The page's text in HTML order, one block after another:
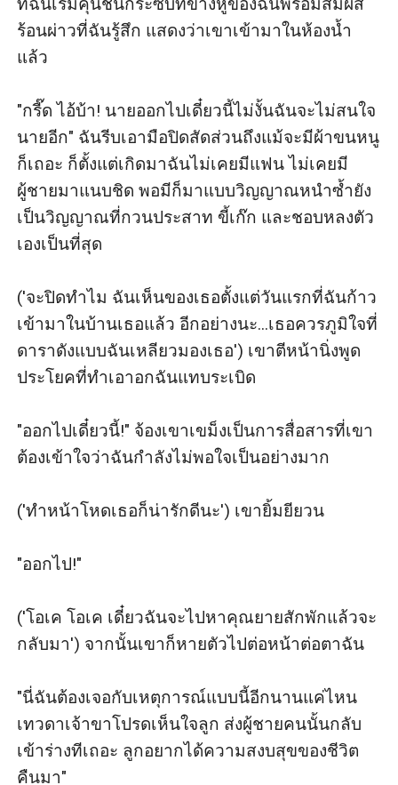
ร้อนผ่าวที่ฉันรู้สึก แสดงว่าเขาเข้ามาในห้องน้ำ
แล้ว
"กรี๊ด ไอ้บ้า! นายออกไปเดี๋ยวนี้ไม่งั้นฉันจะไม่สนใจ
นายอีก" ฉันรีบเอามือปิดสัดส่วนถึงแม้จะมีผ้าขนหนู
ก็เถอะ ก็ตั้งแต่เกิดมาฉันไม่เคยมีแฟน ไม่เคยมี
ผู้ชายมาแนบชิด พอมีก็มาแบบวิญญาณหนำซ้ำยัง
เป็นวิญญาณที่กวนประสาท ขี้เก๊ก และชอบหลงตัว
เองเป็นที่สุด
('จะปิดทำไม ฉันเห็นของเธอตั้งแต่วันแรกที่ฉันก้าว
เข้ามาในบ้านเธอแล้ว อีกอย่างนะ...เธอควรภูมิใจที่
ดาราดังแบบฉันเหลียวมองเธอ') เขาตีหน้านิ่งพูด
ประโยคที่ทำเอาอกฉันแทบระเบิด
"ออกไปเดี๋ยวนี้!" จ้องเขาเขม็งเป็นการสื่อสารที่เขา
ต้องเข้าใจว่าฉันกำลังไม่พอใจเป็นอย่างมาก
('ทำหน้าโหดเธอก็น่ารักดีนะ') เขายิ้มยียวน
"ออกไป!"
('โอเค โอเค เดี๋ยวฉันจะไปหาคุณยายสักพักแล้วจะ
กลับมา') จากนั้นเขาก็หายตัวไปต่อหน้าต่อตาฉัน
"นี่ฉันต้องเจอกับเหตุการณ์แบบนี้อีกนานแค่ไหน
เทวดาเจ้าขาโปรดเห็นใจลูก ส่งผู้ชายคนนั้นกลับ
เข้าร่างทีเถอะ ลูกอยากได้ความสงบสุขของชีวิต
คืนมา"